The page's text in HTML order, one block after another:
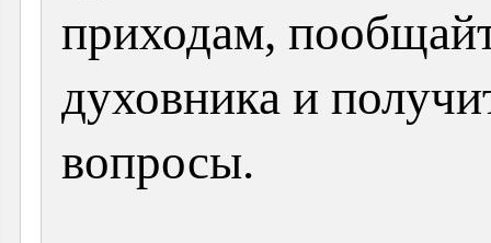
приходам,
духовника и
вопросы.